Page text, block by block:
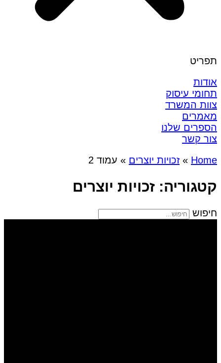
תפריט
אודות
תחומי עיסוק
צוות המשרד
מאמרים
הספרים שלנו
צור קשר
Home
»זכויות יוצרים » עמוד 2
קטגוריה: זכויות יוצרים
חיפוש